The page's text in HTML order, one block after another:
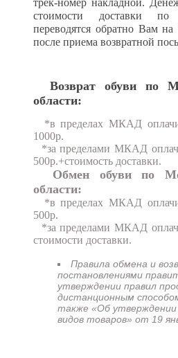
трек-номер накладной.
стоимости доставки по
переводятся обратно Вам
после приема возвратной
Возврат обуви по
области:
*в пределах МКАД
1000р.
*за пределами МКАД
500р.+стоимость доставки.
Обмен обуви по
области:
*в пределах МКАД
500р.
*за пределами МКАД
стоимости доставки.
Правила обмена и
постановлениями
утверждении правил
дистанционным
также «Об
видов товаров» от 19